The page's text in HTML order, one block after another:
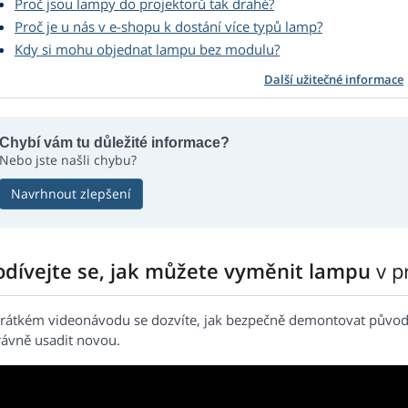
Proč jsou lampy do projektorů tak drahé?
Proč je u nás v e-shopu k dostání více typů lamp?
Kdy si mohu objednat lampu bez modulu?
Další užitečné informace
Chybí vám tu důležité informace?
Nebo jste našli chybu?
Navrhnout zlepšení
se, jak můžete vyměnit lampu v
videonávodu se dozvíte, jak bezpečně demontovat
usadit novou.